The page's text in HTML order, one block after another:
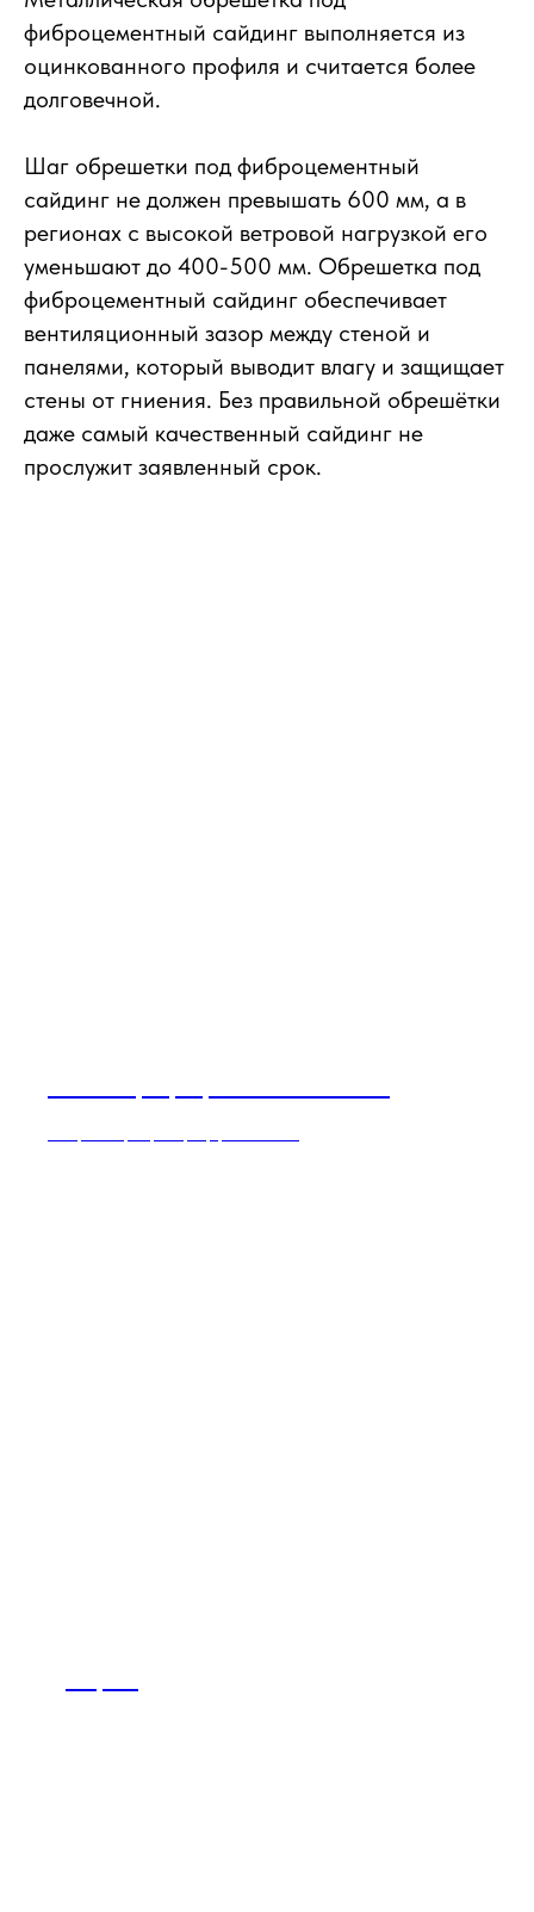
фиброцементный сайдинг выполняется из
оцинкованного профиля и считается более
долговечной.
Шаг обрешетки под фиброцементный
сайдинг не должен превышать 600 мм, а в
регионах с высокой ветровой нагрузкой его
уменьшают до 400-500 мм. Обрешетка под
фиброцементный сайдинг обеспечивает
вентиляционный зазор между стеной и
панелями, который выводит влагу и защищает
стены от гниения. Без правильной обрешётки
даже самый качественный сайдинг не
прослужит заявленный срок.